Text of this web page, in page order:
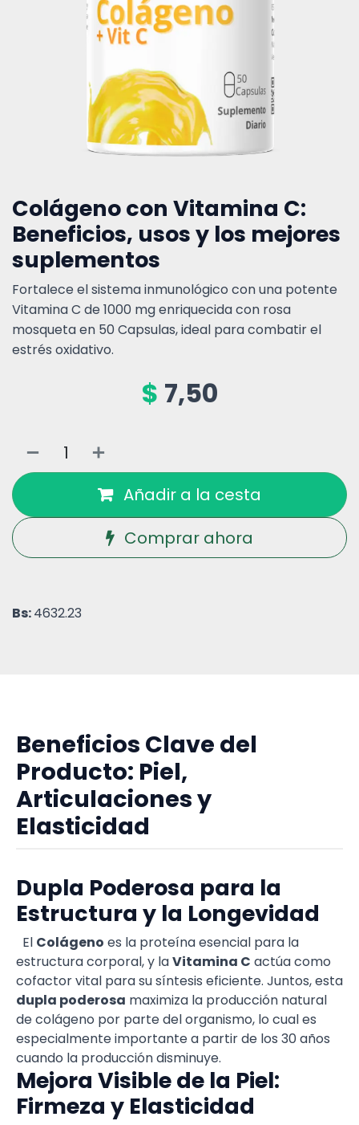
Colágeno con Vitamina C:
Beneficios, usos y los mejores
suplementos
Fortalece el sistema inmunológico con una potente
Vitamina C de 1000 mg enriquecida con rosa
mosqueta en 50 Capsulas, ideal para combatir el
estrés oxidativo.
$ 7,50
Añadir a la cesta
Comprar ahora
Bs:4632.23
Beneficios Clave del
Producto: Piel,
Articulaciones y
Elasticidad
Dupla Poderosa para la
Estructura y la Longevidad
El Colágeno es la proteína esencial para la
estructura corporal, y laVitamina C actúa como
cofactor vital para su síntesis eficiente. Juntos, esta
dupla poderosa maximiza la producción natural
de colágeno por parte del organismo, lo cual es
especialmente importante a partir de los 30 años
cuando la producción disminuye.
Mejora Visible de la Piel:
Firmeza y Elasticidad